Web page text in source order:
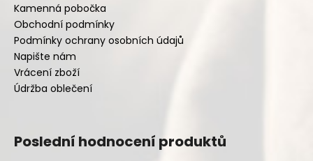
Kamenná pobočka
Obchodní podmínky
Podmínky ochrany osobních údajů
Napište nám
Vrácení zboží
Údržba oblečení
Poslední hodnocení produktů